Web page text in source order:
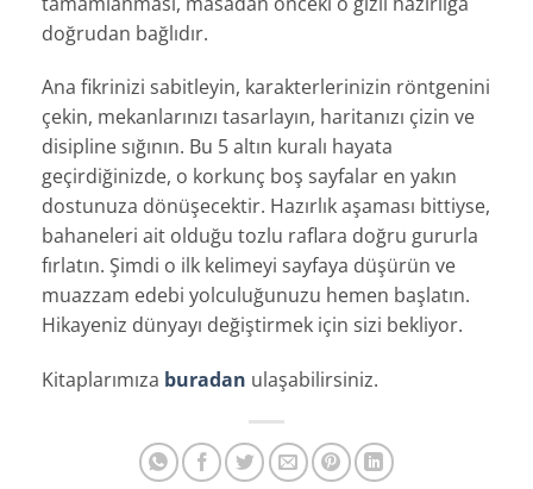
doğrudan bağlıdır.
Ana fikrinizi sabitleyin, karakterlerinizin röntgenini
çekin, mekanlarınızı tasarlayın, haritanızı çizin ve
disipline sığının. Bu 5 altın kuralı hayata
geçirdiğinizde, o korkunç boş sayfalar en yakın
dostunuza dönüşecektir. Hazırlık aşaması bittiyse,
bahaneleri ait olduğu tozlu raflara doğru gururla
fırlatın. Şimdi o ilk kelimeyi sayfaya düşürün ve
muazzam edebi yolculuğunuzu hemen başlatın.
Hikayeniz dünyayı değiştirmek için sizi bekliyor.
Kitaplarımıza buradan ulaşabilirsiniz.